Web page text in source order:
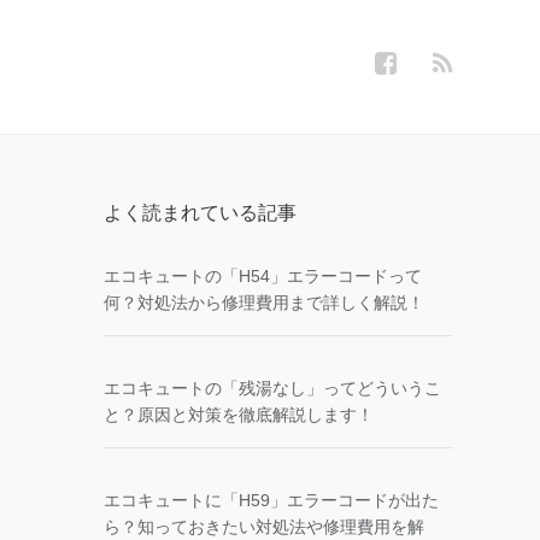
よく読まれている記事
エコキュートの「H54」エラーコードって
何？対処法から修理費用まで詳しく解説！
エコキュートの「残湯なし」ってどういうこ
と？原因と対策を徹底解説します！
エコキュートに「H59」エラーコードが出た
ら？知っておきたい対処法や修理費用を解